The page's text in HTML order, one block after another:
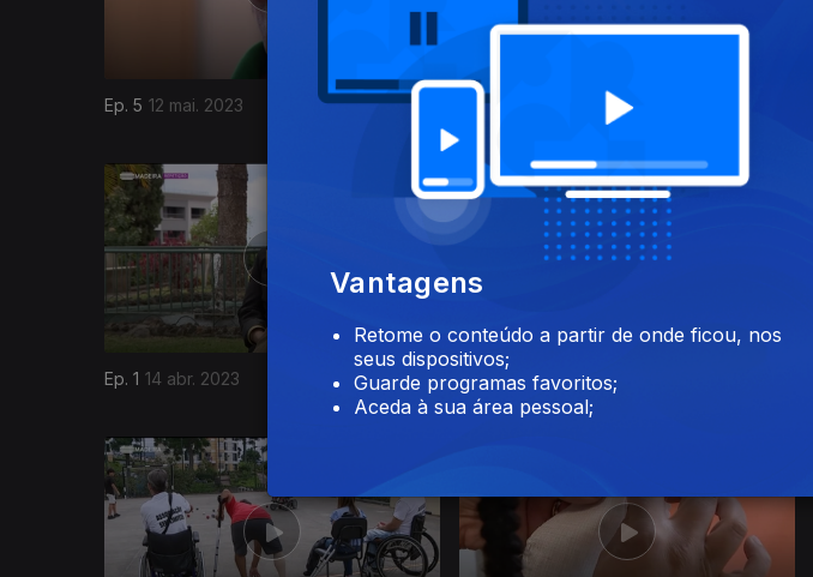
Ep. 5 12 mai. 2023 Ep. 4
Ep. 1 14 abr. 2023 Ep. 12 22 out. 2022
645555
Vantagens
Retome o conteúdo a partir de onde ficou, nos
seus dispositivos;
Guarde programas favoritos;
Aceda à sua área pessoal;